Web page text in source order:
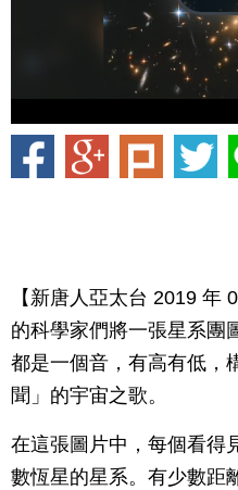
【新唐人亞太台 2019 年
的科學家們將一張星系團
都是一個音，有高有低，
聞」的宇宙之歌。
在這張圖片中，每個看得
數恆星的星系。有少數距